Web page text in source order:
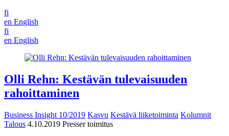
fi
en English
fi
en English
Olli Rehn: Kestävän tulevaisuuden
rahoittaminen
Business Insight 10/2019 Kasvu Kestävä liiketoiminta Kolumnit
Talous 4.10.2019 Presser toimitus